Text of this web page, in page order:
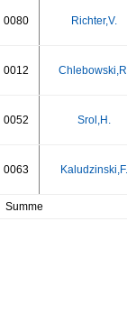
0080 Richter,V.
0012 Chlebowski,R.
0052 Srol,H.
0063 Kaludzinski,F.
Summe